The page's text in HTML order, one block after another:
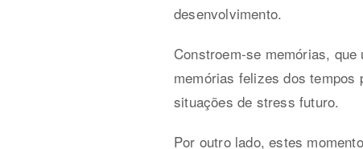
desenvolvimento.
Constroem-se memórias,
memórias felizes dos tempos
situações de stress futuro.
Por outro lado, estes